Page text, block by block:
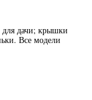
для дачи; крышки
Все модели